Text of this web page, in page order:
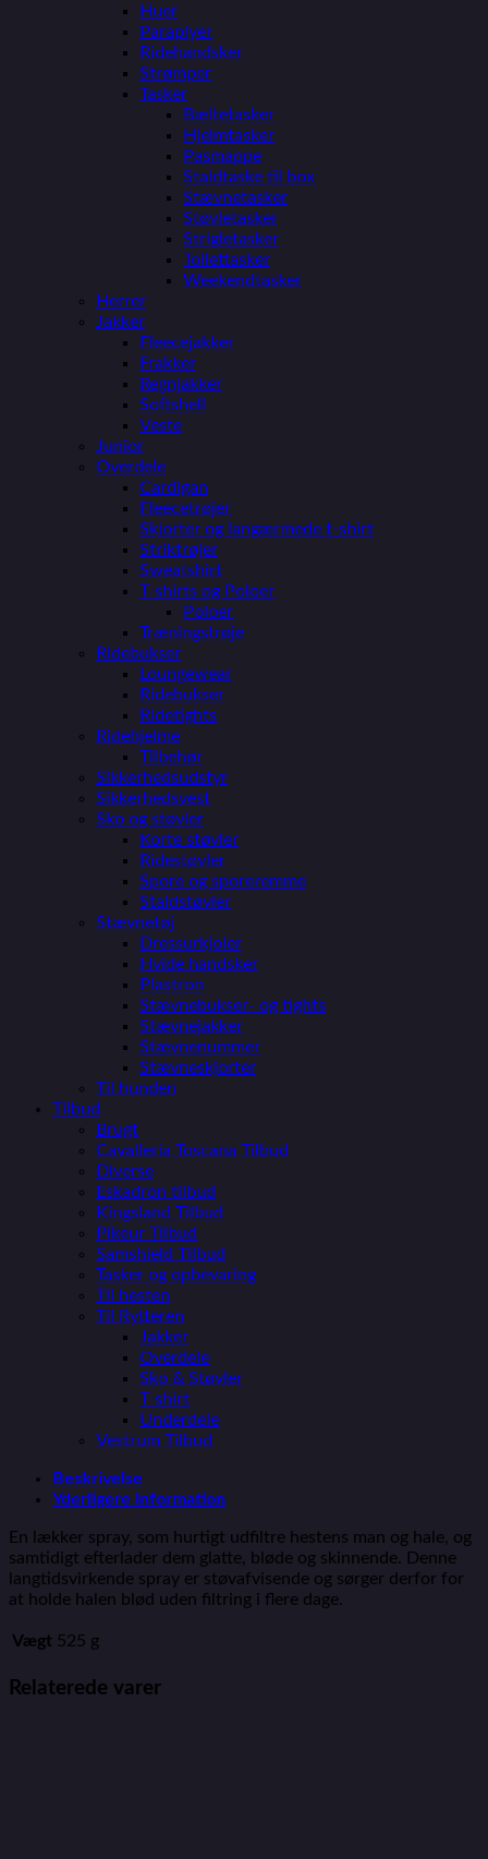
Huer
Paraplyer
Ridehandsker
Strømper
Tasker
Bæltetasker
Hjelmtasker
Pasmappe
Staldtaske til box
Stævnetasker
Støvletasker
Strigletasker
Toilettasker
Weekendtasker
Herrer
Jakker
Fleecejakker
Frakker
Regnjakker
Softshell
Veste
Junior
Overdele
Cardigan
Fleecetrøjer
Skjorter og langærmede t-shirt
Striktrøjer
Sweatshirt
T-shirts og Poloer
Poloer
Træningstrøje
Ridebukser
Loungewear
Ridebukser
Ridetights
Ridehjelme
Tilbehør
Sikkerhedsudstyr
Sikkerhedsvest
Sko og støvler
Korte støvler
Ridestøvler
Spore og sporeremme
Staldstøvler
Stævnetøj
Dressurkjoler
Hvide handsker
Plastron
Stævnebukser- og tights
Stævnejakker
Stævnenummer
Stævneskjorter
Til hunden
Tilbud
Brugt
Cavalleria Toscana Tilbud
Diverse
Eskadron tilbud
Kingsland Tilbud
Pikeur Tilbud
Samshield Tilbud
Tasker og opbevaring
Til hesten
Til Rytteren
Jakker
Overdele
Sko & Støvler
T-shirt
Underdele
Vestrum Tilbud
Beskrivelse
Yderligere information
En lækker spray, som hurtigt udfiltre hestens man og hale, og
samtidigt efterlader dem glatte, bløde og skinnende. Denne
langtidsvirkende spray er støvafvisende og sørger derfor for
at holde halen blød uden filtring i flere dage.
Vægt 525 g
Relaterede varer